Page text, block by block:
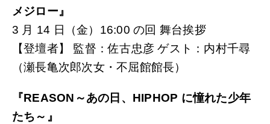
メジロー』
3 月 14 日（金）16:00 の回 舞台挨拶
【登壇者】 監督：佐古忠彦 ゲスト：内村千尋
（瀬長亀次郎次女・不屈館館長）
『REASON～あの日、HIPHOP に憧れた少年
たち～』